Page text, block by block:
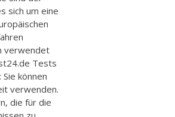
sich um eine
verwendet
Tests
können
verwenden.
die für die